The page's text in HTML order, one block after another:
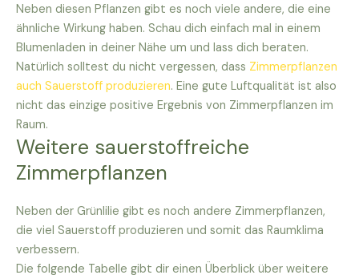
Neben diesen Pflanzen gibt es noch viele andere, die eine
ähnliche Wirkung haben. Schau dich einfach mal in einem
Blumenladen in deiner Nähe um und lass dich beraten.
Natürlich solltest du nicht vergessen, dass Zimmerpflanzen
auch Sauerstoff produzieren. Eine gute Luftqualität ist also
nicht das einzige positive Ergebnis von Zimmerpflanzen im
Raum.
Weitere sauerstoffreiche
Zimmerpflanzen
Neben der Grünlilie gibt es noch andere Zimmerpflanzen,
die viel Sauerstoff produzieren und somit das Raumklima
verbessern.
Die folgende Tabelle gibt dir einen Überblick über weitere